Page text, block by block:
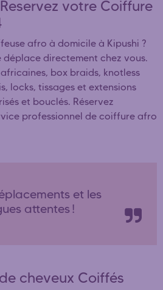
votre Coiffure
afro à domicile à Kipushi ?
déplace directement chez vous.
box braids, knotless
locks, tissages et extensions
et bouclés. Réservez
professionnel de coiffure afro
et les
attentes !
cheveux Coiffés